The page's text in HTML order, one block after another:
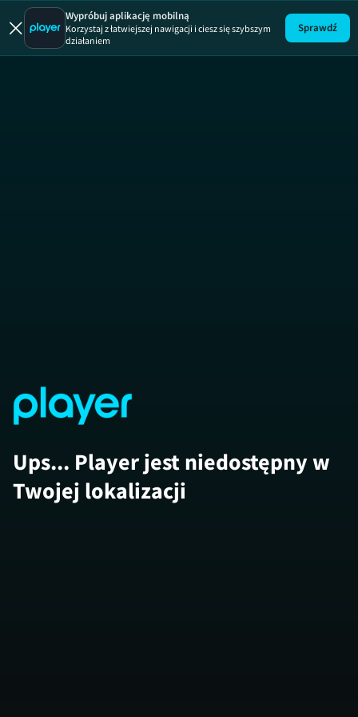
Ukryta
Wypróbuj aplikację mobilną
Korzystaj z łatwiejszej nawigacji i ciesz się szybszym
działaniem
Sprawdź
Ups... Player jest niedostępny w
Twojej lokalizacji